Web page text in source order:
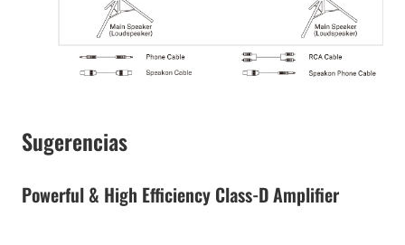
Sugerencias
Powerful & High Efficiency Class-D Amplifier